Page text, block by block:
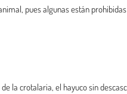
pues algunas están
la crotalaria, el hayuco sin